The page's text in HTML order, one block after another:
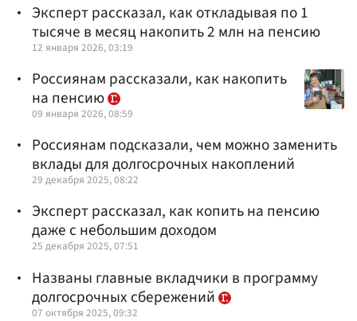
Эксперт рассказал, как откладывая по 1
тысяче в месяц накопить 2 млн на пенсию
12 января 2026, 03:19
Россиянам рассказали, как накопить
на пенсию
09 января 2026, 08:59
Россиянам подсказали, чем можно заменить
вклады для долгосрочных накоплений
29 декабря 2025, 08:22
Эксперт рассказал, как копить на пенсию
даже с небольшим доходом
25 декабря 2025, 07:51
Названы главные вкладчики в программу
долгосрочных сбережений
07 октября 2025, 09:32